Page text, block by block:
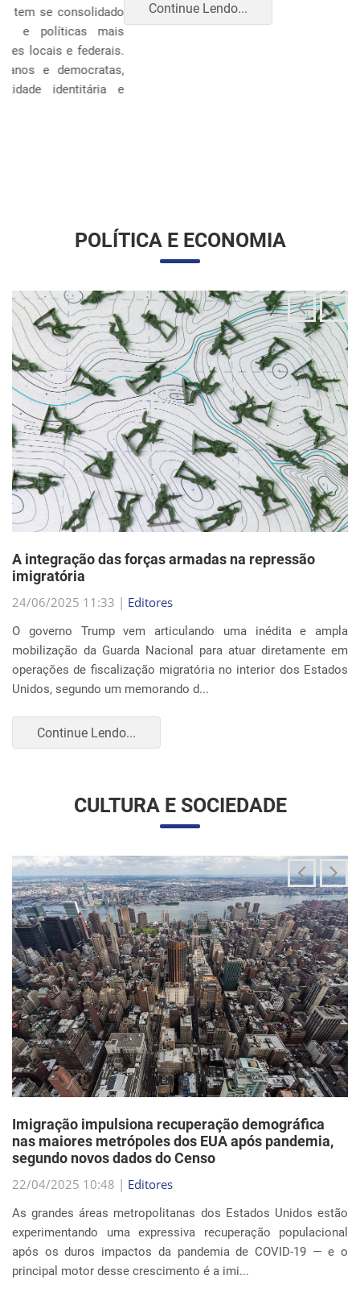
Continue Lendo...
POLÍTICA E ECONOMIA
A integração das forças armadas na repressão
imigratória
24/06/2025 11:33 |Editores
O governo Trump vem articulando uma inédita e ampla
mobilização da Guarda Nacional para atuar diretamente em
operações de fiscalização migratória no interior dos Estados
Continue Lendo...
CULTURA E SOCIEDADE
Imigração impulsiona recuperação demográfica
nas maiores metrópoles dos EUA após pandemia,
segundo novos dados do Censo
22/04/2025 10:48 |Editores
As grandes áreas metropolitanas dos Estados Unidos estão
experimentando uma expressiva recuperação populacional
principal motor desse crescimento é a imi...
EVENTOS